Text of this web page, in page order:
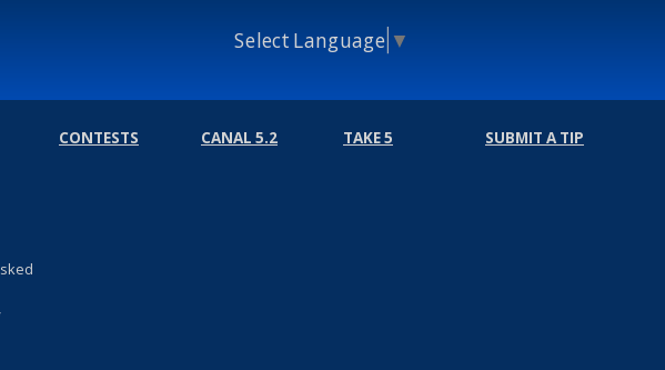
Select Language ▼
CONTESTS CANAL 5.2 TAKE 5 SUBMIT A TIP